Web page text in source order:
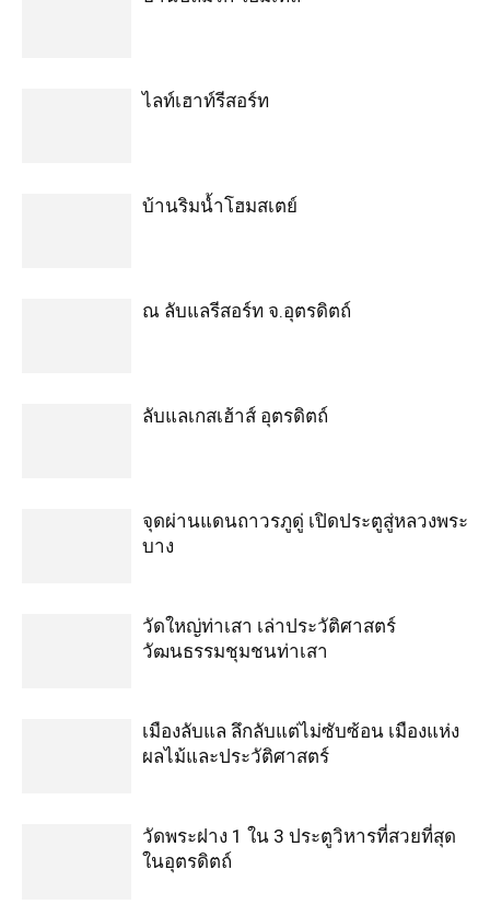
ไลท์เฮาท์รีสอร์ท
บ้านริมน้ำโฮมสเตย์
ณ ลับแลรีสอร์ท จ.อุตรดิตถ์
ลับแลเกสเฮ้าส์ อุตรดิตถ์
จุดผ่านแดนถาวรภูดู่ เปิดประตูสู่หลวงพระ
บาง
วัดใหญ่ท่าเสา เล่าประวัติศาสตร์
วัฒนธรรมชุมชนท่าเสา
เมืองลับแล ลึกลับแต่ไม่ซับซ้อน เมืองแห่ง
ผลไม้และประวัติศาสตร์
วัดพระฝาง 1 ใน 3 ประตูวิหารที่สวยที่สุด
ในอุตรดิตถ์